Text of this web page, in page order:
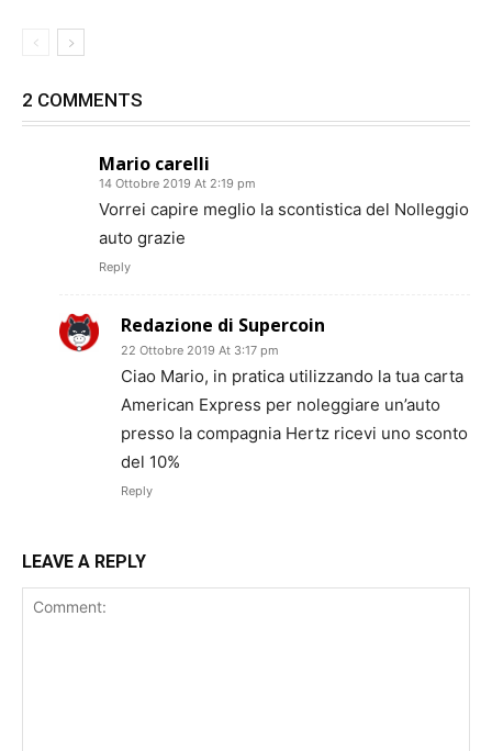
2 COMMENTS
Mario carelli
14 Ottobre 2019 At 2:19 pm
Vorrei capire meglio la scontistica del Nolleggio
auto grazie
Reply
Redazione di Supercoin
22 Ottobre 2019 At 3:17 pm
Ciao Mario, in pratica utilizzando la tua carta
American Express per noleggiare un’auto
presso la compagnia Hertz ricevi uno sconto
del 10%
Reply
LEAVE A REPLY